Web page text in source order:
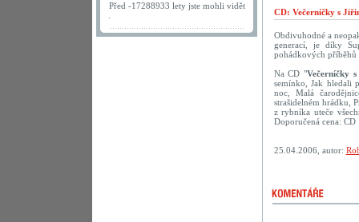
Před -17288933 lety jste mohli vidět
CD: Večerníčky s
Obdivuhodné a
generací, je díky
pohádkových příběhů
Na CD "Večerníčky
semínko, Jak hledali
noc, Malá
strašidelném hrádku,
z rybníka uteče
Doporučená cena:
25.04.2006, autor: